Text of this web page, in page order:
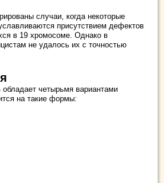
случаи, когда некоторые
присутствием дефектов
в 19 хромосоме. Однако в
не удалось их с точностью
обладает четырьмя вариантами
на такие формы: